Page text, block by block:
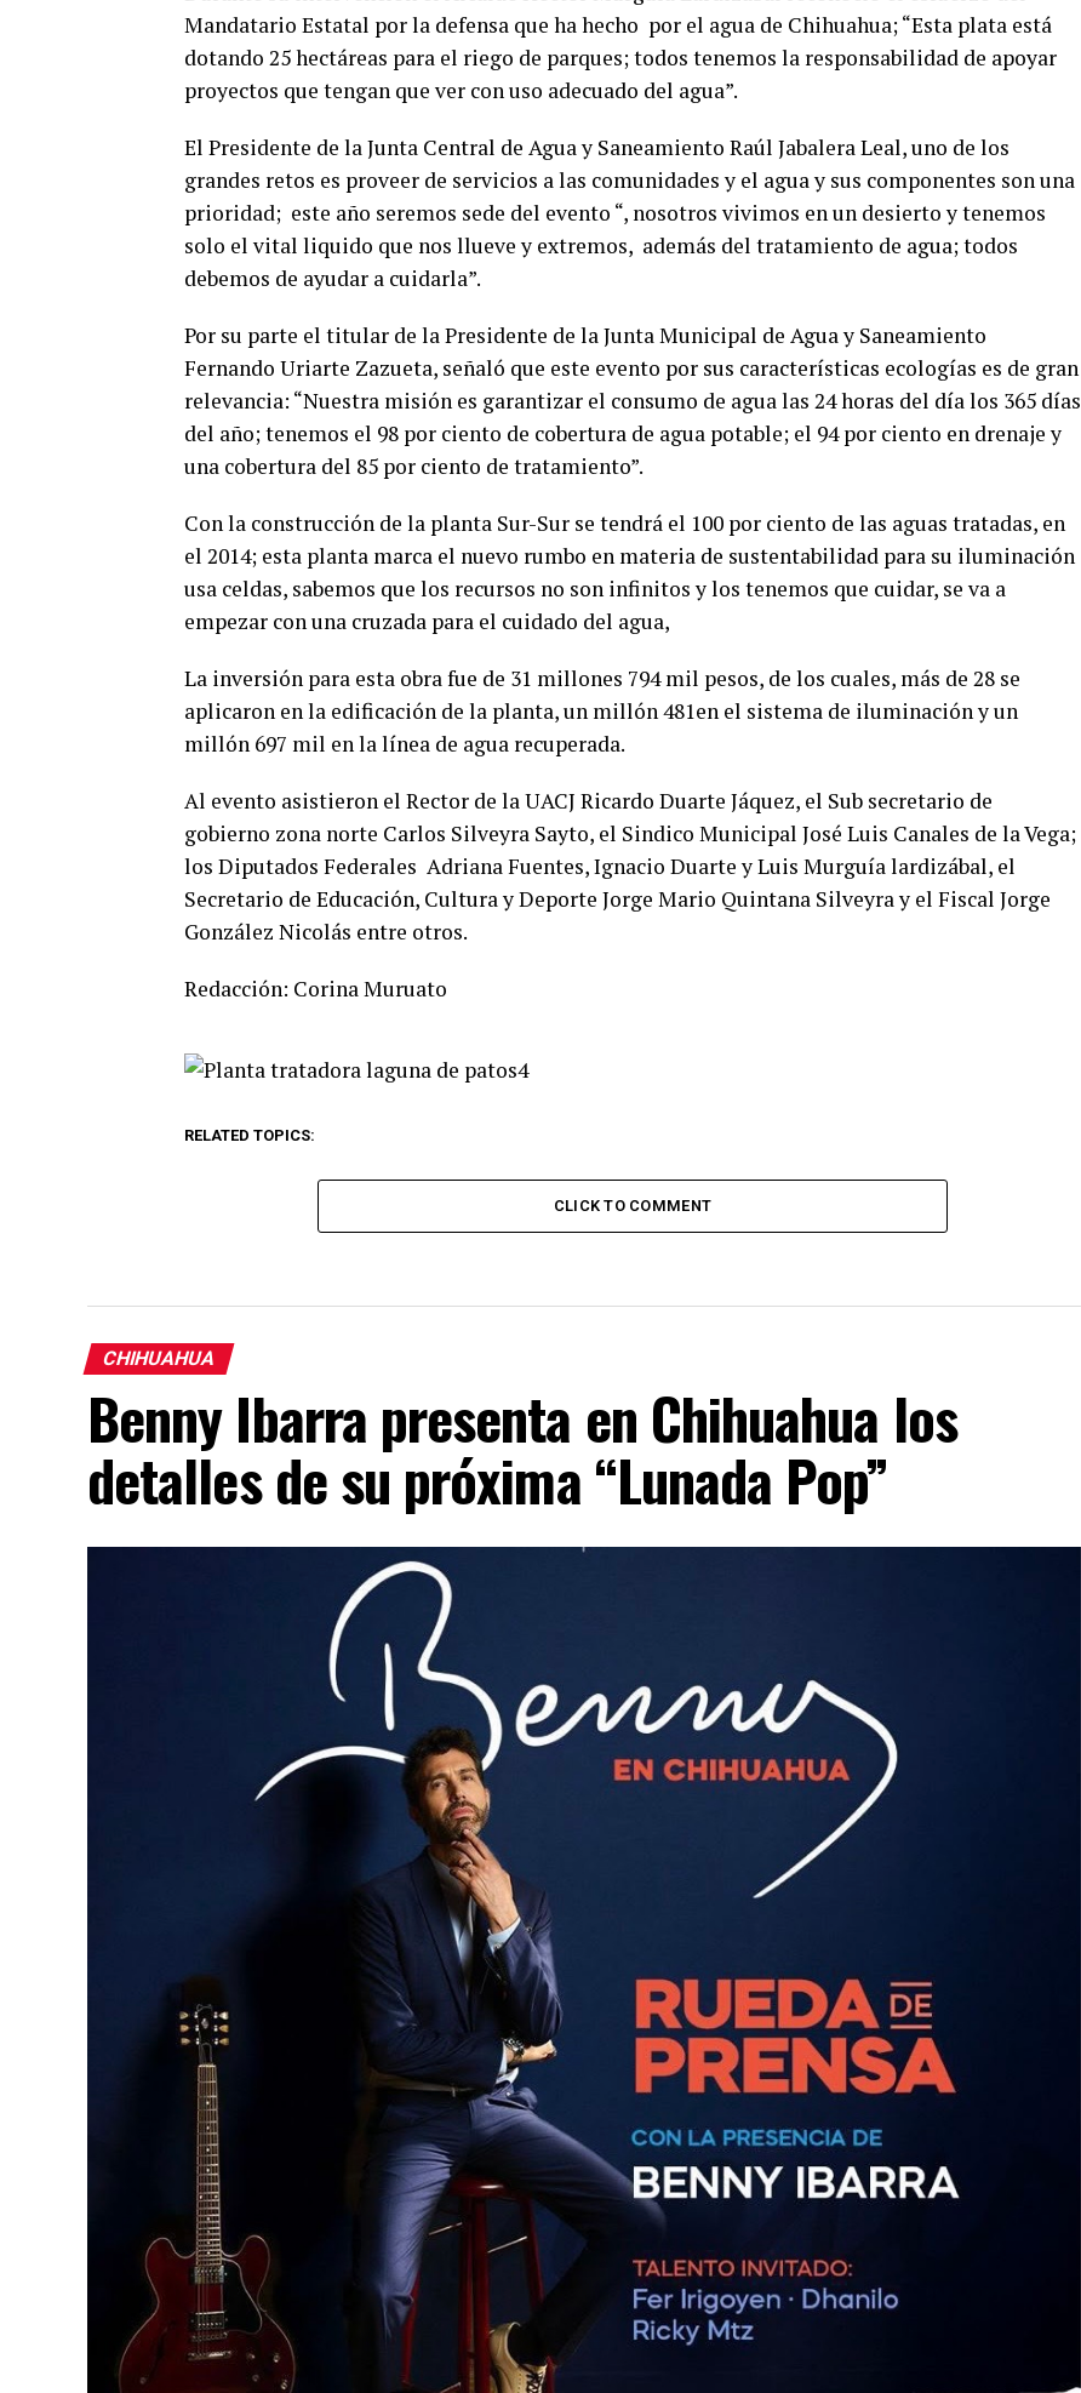
Mandatario Estatal por la defensa que ha hecho por el agua de Chihuahua; “Esta plata está
dotando 25 hectáreas para el riego de parques; todos tenemos la responsabilidad de apoyar
proyectos que tengan que ver con uso adecuado del agua”.
El Presidente de la Junta Central de Agua y Saneamiento Raúl Jabalera Leal, uno de los
grandes retos es proveer de servicios a las comunidades y el agua y sus componentes son una
prioridad; este año seremos sede del evento “, nosotros vivimos en un desierto y tenemos
solo el vital liquido que nos llueve y extremos, además del tratamiento de agua; todos
debemos de ayudar a cuidarla”.
Por su parte el titular de la Presidente de la Junta Municipal de Agua y Saneamiento
Fernando Uriarte Zazueta, señaló que este evento por sus características ecologías es de gran
relevancia: “Nuestra misión es garantizar el consumo de agua las 24 horas del día los 365 días
del año; tenemos el 98 por ciento de cobertura de agua potable; el 94 por ciento en drenaje y
una cobertura del 85 por ciento de tratamiento”.
Con la construcción de la planta Sur-Sur se tendrá el 100 por ciento de las aguas tratadas, en
el 2014; esta planta marca el nuevo rumbo en materia de sustentabilidad para su iluminación
usa celdas, sabemos que los recursos no son infinitos y los tenemos que cuidar, se va a
empezar con una cruzada para el cuidado del agua,
La inversión para esta obra fue de 31 millones 794 mil pesos, de los cuales, más de 28 se
aplicaron en la edificación de la planta, un millón 481en el sistema de iluminación y un
millón 697 mil en la línea de agua recuperada.
Al evento asistieron el Rector de la UACJ Ricardo Duarte Jáquez, el Sub secretario de
gobierno zona norte Carlos Silveyra Sayto, el Sindico Municipal José Luis Canales de la Vega;
los Diputados Federales Adriana Fuentes, Ignacio Duarte y Luis Murguía lardizábal, el
Secretario de Educación, Cultura y Deporte Jorge Mario Quintana Silveyra y el Fiscal Jorge
González Nicolás entre otros.
Redacción: Corina Muruato
RELATED TOPICS:
CLICK TO COMMENT
CHIHUAHUA
Benny Ibarra presenta en Chihuahua los
detalles de su próxima “Lunada Pop”